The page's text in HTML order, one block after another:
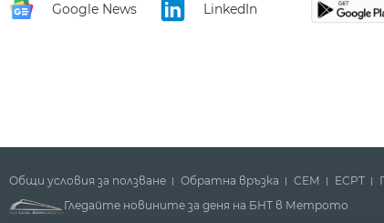
Google News LinkedIn
Общи условия за ползване Обратна връзка СЕМ ECPT
Гледайте новините за деня на БНТ в Метрото